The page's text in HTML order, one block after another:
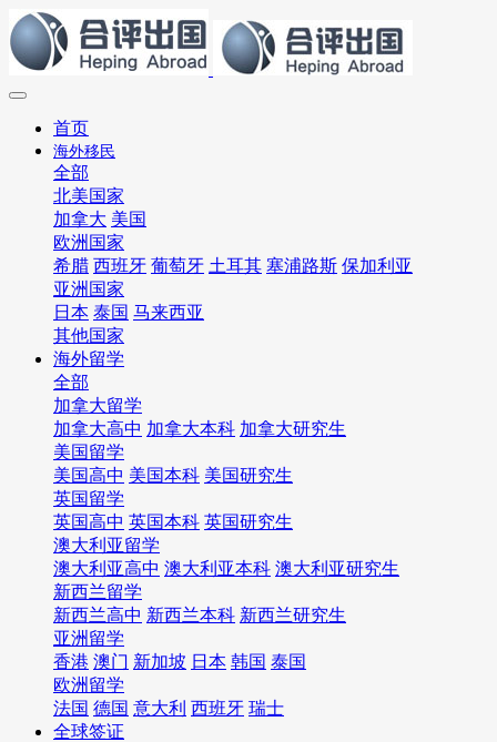
首页
海外移民
全部
北美国家
加拿大 美国
欧洲国家
希腊 西班牙 葡萄牙 土耳其 塞浦路斯 保加利亚
亚洲国家
日本 泰国 马来西亚
其他国家
海外留学
全部
加拿大留学
加拿大高中 加拿大本科 加拿大研究生
美国留学
美国高中 美国本科 美国研究生
英国留学
英国高中 英国本科 英国研究生
澳大利亚留学
澳大利亚高中 澳大利亚本科 澳大利亚研究生
新西兰留学
新西兰高中 新西兰本科 新西兰研究生
亚洲留学
香港 澳门 新加坡 日本 韩国 泰国
欧洲留学
法国 德国 意大利 西班牙 瑞士
全球签证